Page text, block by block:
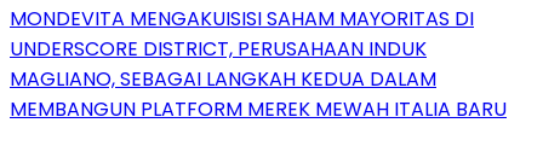
MONDEVITA MENGAKUISISI SAHAM MAYORITAS DI
UNDERSCORE DISTRICT, PERUSAHAAN INDUK
MAGLIANO, SEBAGAI LANGKAH KEDUA DALAM
MEMBANGUN PLATFORM MEREK MEWAH ITALIA BARU